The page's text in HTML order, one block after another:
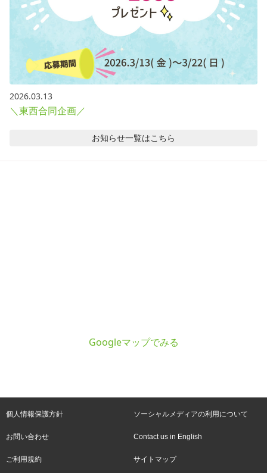
2026.03.13
＼東西合同企画／
お知らせ一覧はこちら
Googleマップでみる
個人情報保護方針 ソーシャルメディアの利用について
お問い合わせ Contact us in English
ご利用規約 サイトマップ